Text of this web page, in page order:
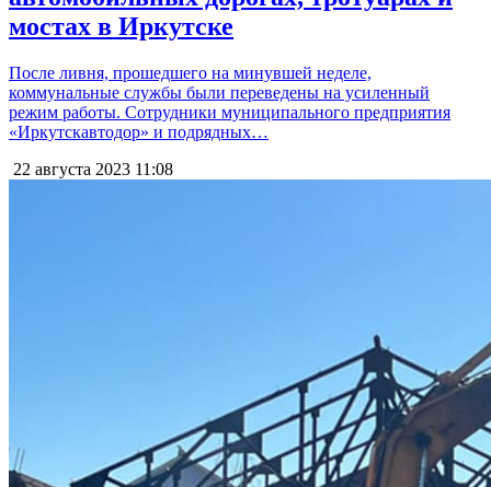
мостах в Иркутске
После ливня, прошедшего на минувшей неделе,
коммунальные службы были переведены на усиленный
режим работы. Сотрудники муниципального предприятия
«Иркутскавтодор» и подрядных…
22 августа 2023 11:08